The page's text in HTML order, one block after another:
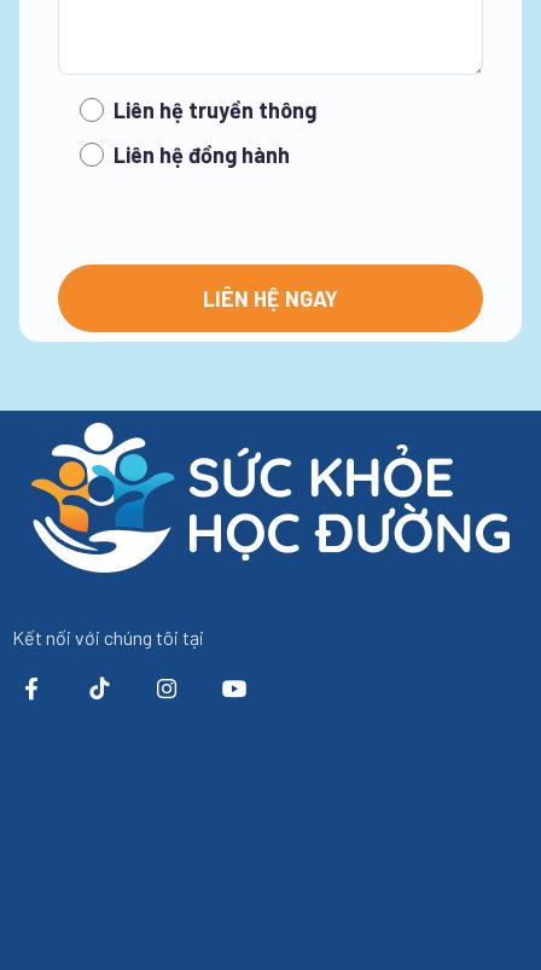
Liên hệ truyền thông
Liên hệ đồng hành
Kết nối với chúng tôi tại